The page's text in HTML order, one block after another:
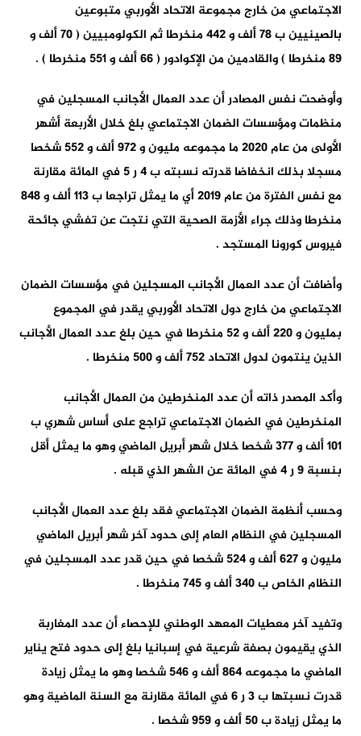
الاجتماعي من خارج مجموعة الاتحاد الأوربي متبوعين
بالصينيين ب 78 ألف و 442 منخرطا ثم الكولومبيين ( 70 ألف و
89 منخرطا ) والقادمين من الإكوادور ( 66 ألف و 551 منخرطا ) .
وأوضحت نفس المصادر أن عدد العمال الأجانب المسجلين في
منظمات ومؤسسات الضمان الاجتماعي بلغ خلال الأربعة أشهر
الأولى من عام 2020 ما مجموعه مليون و 972 ألف و 552 شخصا
مسجلا بذلك انخفاضا قدرته نسبته ب 4 ر 5 في المائة مقارنة
مع نفس الفترة من عام 2019 أي ما يمثل تراجعا ب 113 ألف و 848
منخرطا وذلك جراء الأزمة الصحية التي نتجت عن تفشي جائحة
فيروس كورونا المستجد .
وأضافت أن عدد العمال الأجانب المسجلين في مؤسسات الضمان
الاجتماعي من خارج دول الاتحاد الأوربي يقدر في المجموع
بمليون و 220 ألف و 52 منخرطا في حين بلغ عدد العمال الأجانب
الذين ينتمون لدول الاتحاد 752 ألف و 500 منخرطا .
وأكد المصدر ذاته أن عدد المنخرطين من العمال الأجانب
المنخرطين في الضمان الاجتماعي تراجع على أساس شهري ب
101 ألف و 377 شخصا خلال شهر أبريل الماضي وهو ما يمثل أقل
بنسبة 9 ر 4 في المائة عن الشهر الذي قبله .
وحسب أنظمة الضمان الاجتماعي فقد بلغ عدد العمال الأجانب
المسجلين في النظام العام إلى حدود آخر شهر أبريل الماضي
مليون و 627 ألف و 524 شخصا في حين قدر عدد المسجلين في
النظام الخاص ب 340 ألف و 745 منخرطا .
وتفيد آخر معطيات المعهد الوطني للإحصاء أن عدد المغاربة
الذي يقيمون بصفة شرعية في إسبانيا بلغ إلى حدود فتح يناير
الماضي ما مجموعه 864 ألف و 546 شخصا وهو ما يمثل زيادة
قدرت نسبتها ب 3 ر 6 في المائة مقارنة مع السنة الماضية وهو
ما يمثل زيادة ب 50 ألف و 959 شخصا .